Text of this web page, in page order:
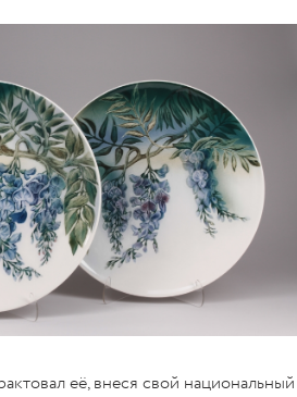
её, внеся свой